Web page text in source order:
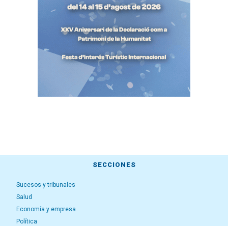
SECCIONES
Sucesos y tribunales
Salud
Economía y empresa
Política